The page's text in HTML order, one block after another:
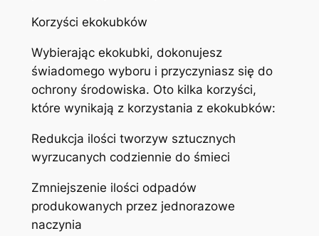
Korzyści ekokubków
Wybierając ekokubki, dokonujesz
świadomego wyboru i przyczyniasz się do
ochrony środowiska. Oto kilka korzyści,
które wynikają z korzystania z ekokubków:
Redukcja ilości tworzyw sztucznych
wyrzucanych codziennie do śmieci
Zmniejszenie ilości odpadów
produkowanych przez jednorazowe
naczynia